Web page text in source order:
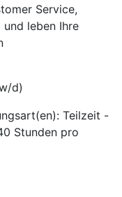
Service,
leben Ihre
d)
Teilzeit -
Stunden pro